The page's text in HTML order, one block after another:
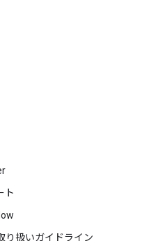
ト
り扱いガイドライン